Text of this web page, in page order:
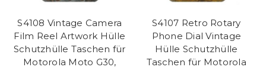
S4108 Vintage Camera
Film Reel Artwork Hülle
Schutzhülle Taschen für
Motorola Moto G30,
S4107 Retro Rotary
Phone Dial Vintage
Hülle Schutzhülle
Taschen für Motorola